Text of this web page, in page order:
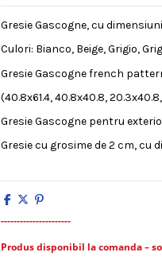
Gresie Gascogne, cu
Culori: Bianco, Beige, Grigio,
Gresie Gascogne french
(40.8x61.4, 40.8x40.8,
Gresie Gascogne pentru
Gresie cu grosime de 2 cm, cu
----------------------
Produs disponibil la comanda –